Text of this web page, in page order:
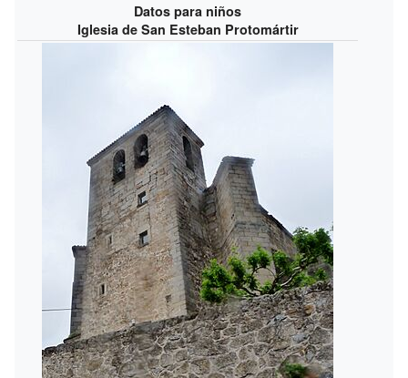
Datos para niños
Iglesia de San Esteban Protomártir